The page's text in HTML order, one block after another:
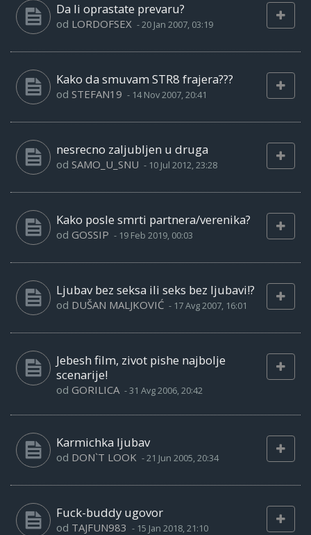
Da li oprastate prevaru?
od LORDOFSEX -20 Jan 2007, 03:19
Kako da smuvam STR8 frajera???
od STEFAN19 - 14 Nov 2007, 20:41
nesrecno zaljubljen u druga
od SAMO_U_SNU - 10 Jul 2012, 23:28
Kako posle smrti partnera/verenika?
od GOSSIP - 19 Feb 2019, 00:03
Ljubav bez seksa ili seks bez ljubavi!?
od DUŠAN MALJKOVIĆ - 17 Avg 2007, 16:01
Jebesh film, zivot pishe najbolje
scenarije!
od GORILICA -31 Avg 2006, 20:42
Karmichka ljubav
od DON`T LOOK -21 Jun 2005, 20:34
Fuck-buddy ugovor
od TAJFUN983 - 15 Jan 2018, 21:10